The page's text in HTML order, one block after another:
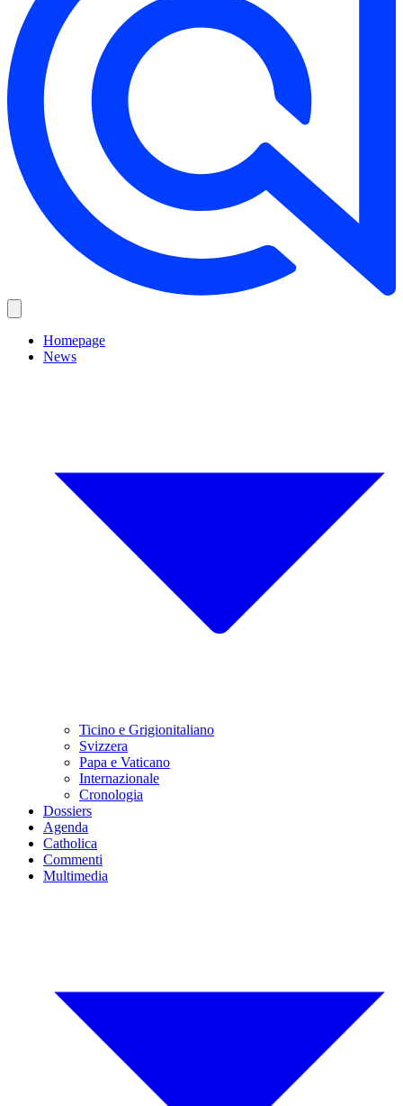
Homepage
News
Ticino e Grigionitaliano
Svizzera
Papa e Vaticano
Internazionale
Cronologia
Dossiers
Agenda
Catholica
Commenti
Multimedia